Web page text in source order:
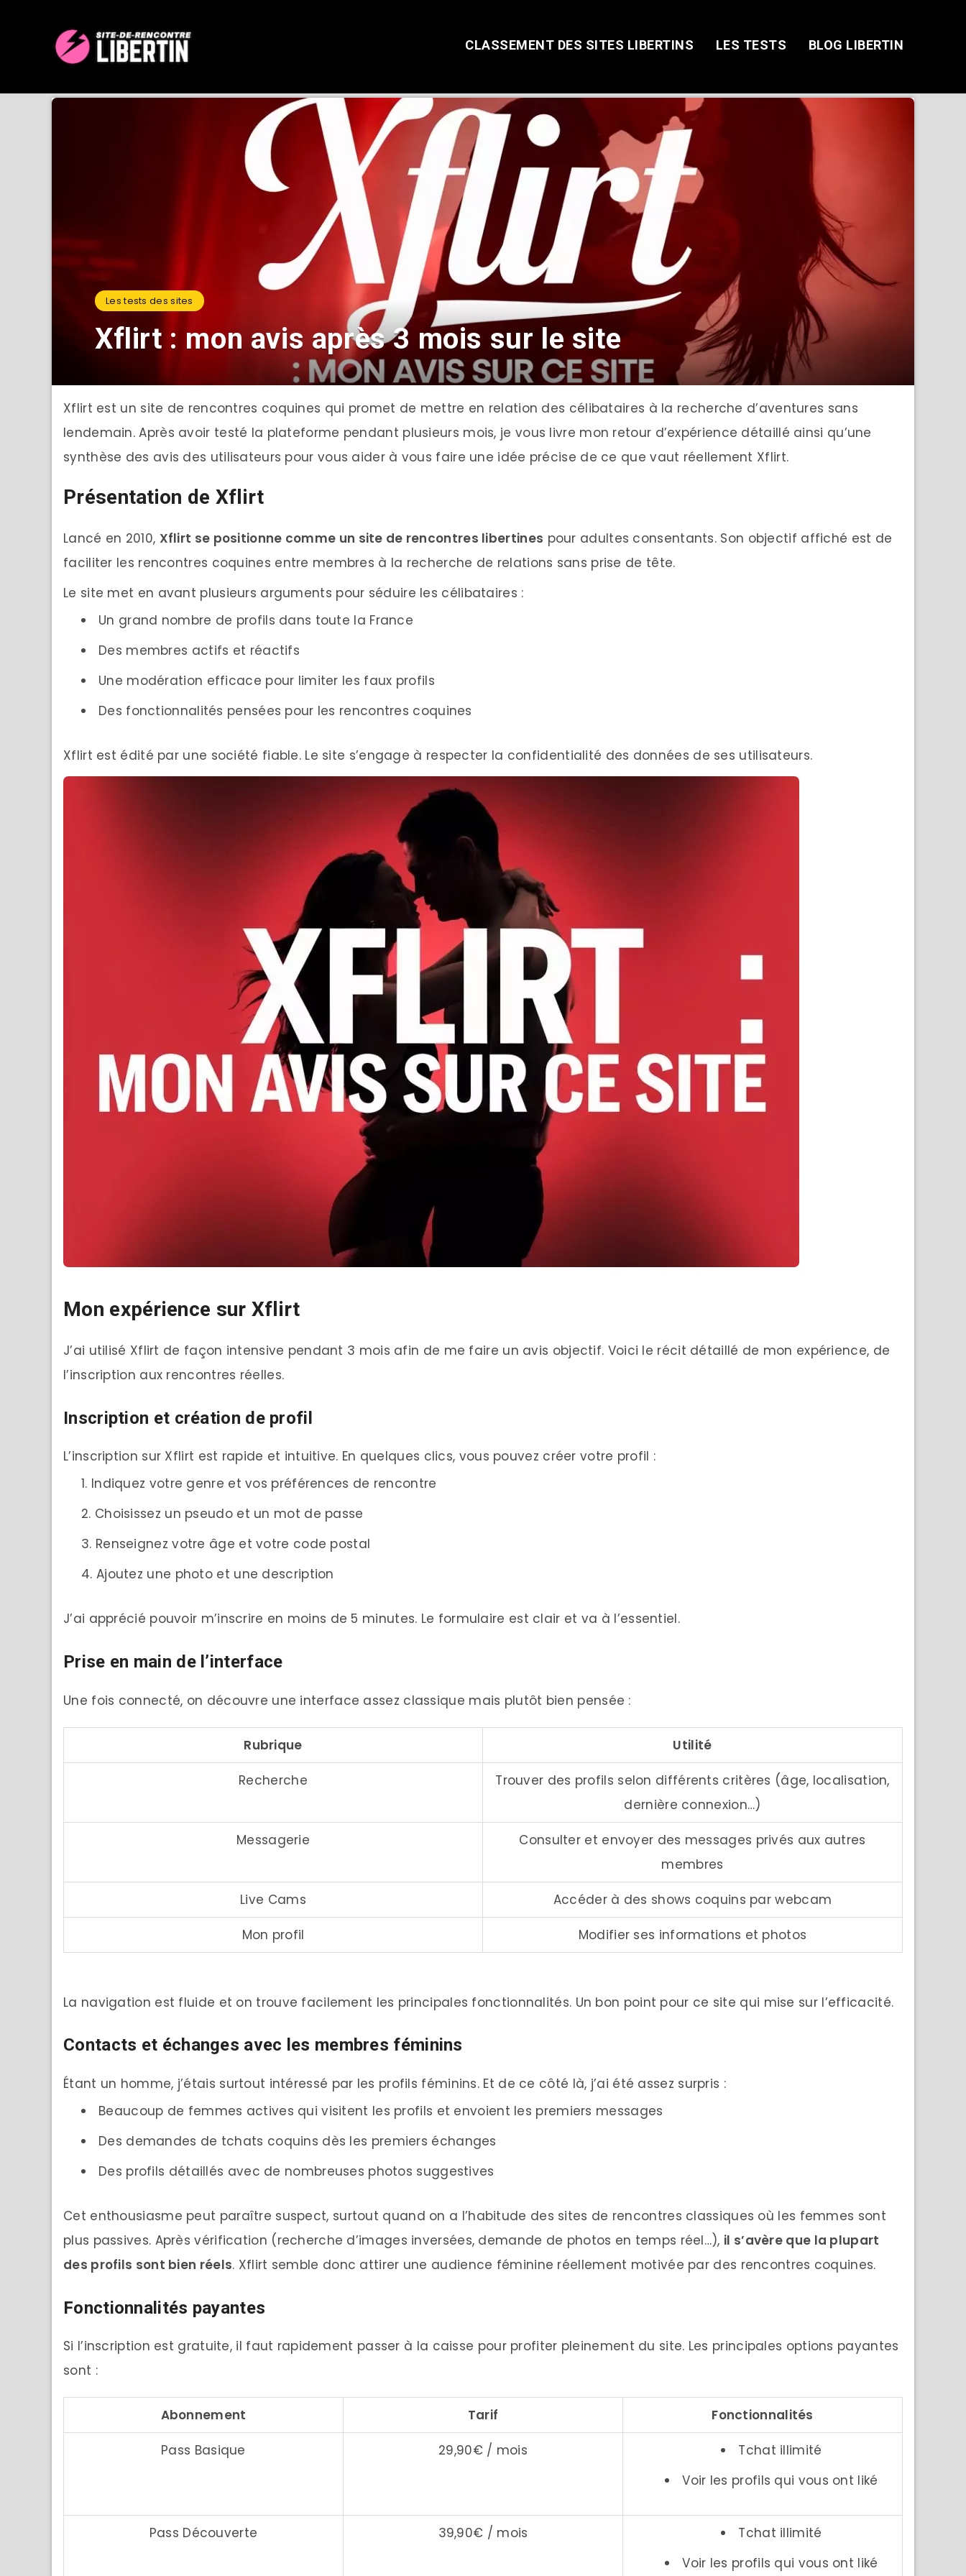
CLASSEMENT DES SITES LIBERTINS LES TESTS BLOG LIBERTIN
Les tests des sites
Xflirt : mon avis après 3 mois sur le site
Xflirt est un site de rencontres coquines qui promet de mettre en relation des célibataires à la recherche d’aventures sans
lendemain. Après avoir testé la plateforme pendant plusieurs mois, je vous livre mon retour d’expérience détaillé ainsi qu’une
synthèse des avis des utilisateurs pour vous aider à vous faire une idée précise de ce que vaut réellement Xflirt.
Présentation de Xflirt
Lancé en 2010, Xflirt se positionne comme un site de rencontres libertines pour adultes consentants. Son objectif affiché est de
faciliter les rencontres coquines entre membres à la recherche de relations sans prise de tête.
Le site met en avant plusieurs arguments pour séduire les célibataires :
Un grand nombre de profils dans toute la France
Des membres actifs et réactifs
Une modération efficace pour limiter les faux profils
Des fonctionnalités pensées pour les rencontres coquines
Xflirt est édité par une société fiable. Le site s’engage à respecter la confidentialité des données de ses utilisateurs.
Mon expérience sur Xflirt
J’ai utilisé Xflirt de façon intensive pendant 3 mois afin de me faire un avis objectif. Voici le récit détaillé de mon expérience, de
l’inscription aux rencontres réelles.
Inscription et création de profil
L’inscription sur Xflirt est rapide et intuitive. En quelques clics, vous pouvez créer votre profil :
Indiquez votre genre et vos préférences de rencontre
Choisissez un pseudo et un mot de passe
Renseignez votre âge et votre code postal
Ajoutez une photo et une description
J’ai apprécié pouvoir m’inscrire en moins de 5 minutes. Le formulaire est clair et va à l’essentiel.
Prise en main de l’interface
Une fois connecté, on découvre une interface assez classique mais plutôt bien pensée :
Rubrique Utilité
Recherche
Trouver des profils selon différents critères (âge, localisation,
dernière connexion…)
Messagerie
Consulter et envoyer des messages privés aux autres
membres
Live Cams Accéder à des shows coquins par webcam
Mon profil Modifier ses informations et photos
La navigation est fluide et on trouve facilement les principales fonctionnalités. Un bon point pour ce site qui mise sur l’efficacité.
Contacts et échanges avec les membres féminins
Étant un homme, j’étais surtout intéressé par les profils féminins. Et de ce côté là, j’ai été assez surpris :
Beaucoup de femmes actives qui visitent les profils et envoient les premiers messages
Des demandes de tchats coquins dès les premiers échanges
Des profils détaillés avec de nombreuses photos suggestives
Cet enthousiasme peut paraître suspect, surtout quand on a l’habitude des sites de rencontres classiques où les femmes sont
plus passives. Après vérification (recherche d’images inversées, demande de photos en temps réel…), il s’avère que la plupart
des profils sont bien réels. Xflirt semble donc attirer une audience féminine réellement motivée par des rencontres coquines.
Fonctionnalités payantes
Si l’inscription est gratuite, il faut rapidement passer à la caisse pour profiter pleinement du site. Les principales options payantes
sont :
Abonnement Tarif Fonctionnalités
Pass Basique 29,90€ / mois
Tchat illimité
Voir les profils qui vous ont liké
Pass Découverte 39,90€ / mois
Tchat illimité
Voir les profils qui vous ont liké